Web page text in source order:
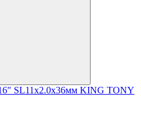
SL11х2.0х36мм KING TONY